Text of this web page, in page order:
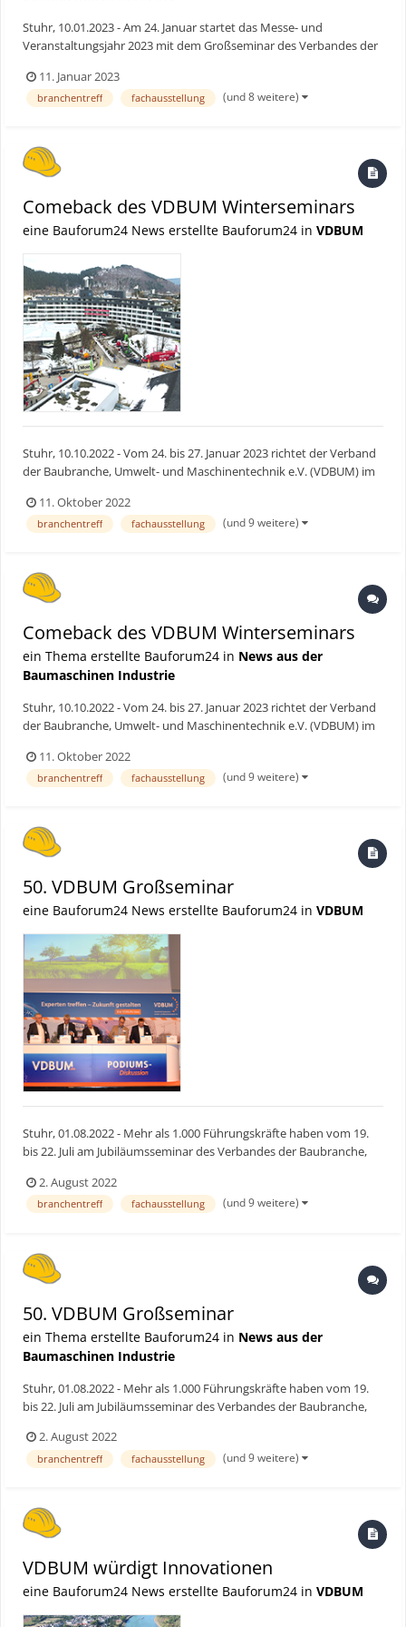
Stuhr, 10.01.2023 - Am 24. Januar startet das Messe- und
Veranstaltungsjahr 2023 mit dem Großseminar des Verbandes der
Kongresszentrum Sauerland Stern Hotel in Willingen. Wolfgang
Bosbach, langjähriger CDU Bundestagsabgeordneter, der über
11. Januar 2023
branchentreff fachausstellung (und 8 weitere)
Comeback des VDBUM Winterseminars
eine Bauforum24 News erstellte Bauforum24 in VDBUM
Stuhr, 10.10.2022 - Vom 24. bis 27. Januar 2023 richtet der Verband
der Baubranche, Umwelt- und Maschinentechnik e.V. (VDBUM) im
jährlichen Großseminars aus. Effiziente Lösungsansätze zur
Bewältigung der existenzbedrohenden Wirtschaft...
11. Oktober 2022
branchentreff fachausstellung (und 9 weitere)
Comeback des VDBUM Winterseminars
ein Thema erstellte Bauforum24 in News aus der
Baumaschinen Industrie
Stuhr, 10.10.2022 - Vom 24. bis 27. Januar 2023 richtet der Verband
der Baubranche, Umwelt- und Maschinentechnik e.V. (VDBUM) im
jährlichen Großseminars aus. Effiziente Lösungsansätze zur
Bewältigung der existenzbedrohenden Wirtschaft...
11. Oktober 2022
branchentreff fachausstellung (und 9 weitere)
50. VDBUM Großseminar
eine Bauforum24 News erstellte Bauforum24 in VDBUM
Stuhr, 01.08.2022 - Mehr als 1.000 Führungskräfte haben vom 19.
bis 22. Juli am Jubiläumsseminar des Verbandes der Baubranche,
und die Gelegenheit genutzt, sich persönlich zu treffen,
auszutauschen und weiterzubilden. Das Konzept der Co-Vor...
2. August 2022
branchentreff fachausstellung (und 9 weitere)
50. VDBUM Großseminar
ein Thema erstellte Bauforum24 in News aus der
Baumaschinen Industrie
Stuhr, 01.08.2022 - Mehr als 1.000 Führungskräfte haben vom 19.
bis 22. Juli am Jubiläumsseminar des Verbandes der Baubranche,
und die Gelegenheit genutzt, sich persönlich zu treffen,
auszutauschen und weiterzubilden. Das Konzept der Co-Vor...
2. August 2022
branchentreff fachausstellung (und 9 weitere)
VDBUM würdigt Innovationen
eine Bauforum24 News erstellte Bauforum24 in VDBUM